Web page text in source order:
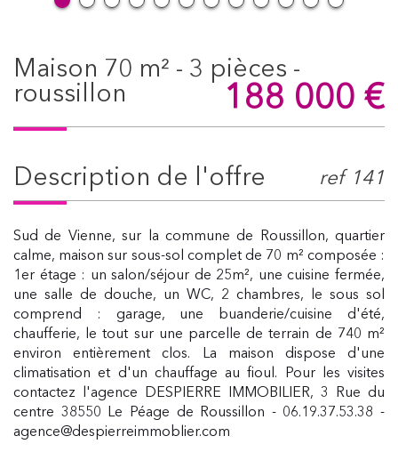
maison 70 m² - 3 pièces -
roussillon
188 000 €
description de l'offre ref 141
Sud de Vienne, sur la commune de Roussillon, quartier
calme, maison sur sous-sol complet de 70 m² composée :
1er étage : un salon/séjour de 25m², une cuisine fermée,
une salle de douche, un WC, 2 chambres, le sous sol
comprend : garage, une buanderie/cuisine d'été,
chaufferie, le tout sur une parcelle de terrain de 740 m²
environ entièrement clos. La maison dispose d'une
climatisation et d'un chauffage au fioul. Pour les visites
contactez l'agence DESPIERRE IMMOBILIER, 3 Rue du
centre 38550 Le Péage de Roussillon - 06.19.37.53.38 -
agence@despierreimmoblier.com